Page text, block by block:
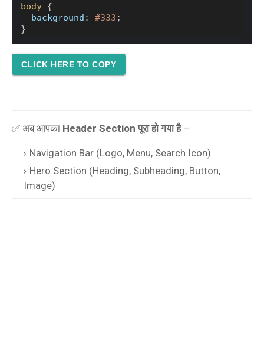
body {
background : #333 ;
}
CLICK HERE TO COPY
✅ अब आपका Header Section पूरा हो गया है–
Navigation Bar (Logo, Menu, Search Icon)
Hero Section (Heading, Subheading, Button,
Image)